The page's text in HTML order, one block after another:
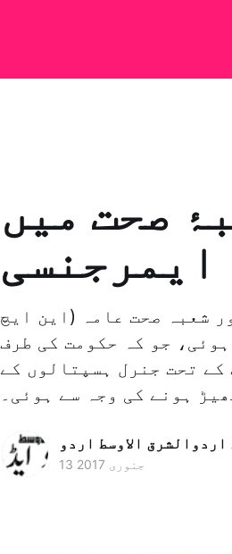
صحت میں
ایمرجنسی
شعبہ صحت عامہ (این ایچ
جو کہ حکومت کی طرف
تحت جنرل ہسپتالوں کے
اردوالشرق الاوسط اردو
13 جنوری 2017